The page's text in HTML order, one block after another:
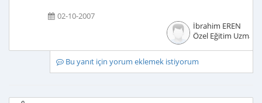
02-10-2007
İbrahim EREN
Özel Eğitim Uzmanı
Bu yanıt için yorum eklemek istiyorum